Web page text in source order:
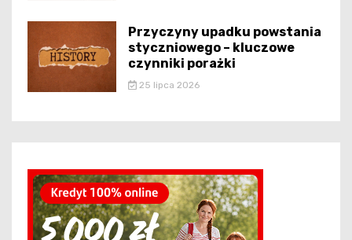
Przyczyny upadku powstania
styczniowego – kluczowe
czynniki porażki
25 lipca 2026